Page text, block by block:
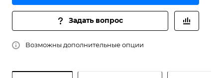
Задать вопрос
Возможны дополнительные опции